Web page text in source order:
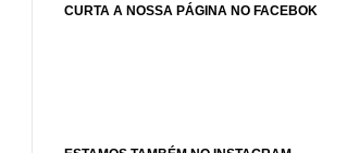
CURTA A NOSSA PÁGINA NO FACEBOK